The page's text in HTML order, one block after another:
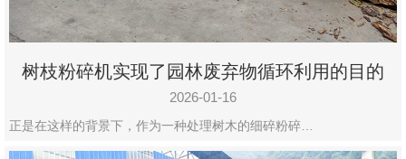
树枝粉碎机实现了园林废弃物循环利用的目的
2026-01-16
正是在这样的背景下，作为一种处理树木的细碎粉碎…